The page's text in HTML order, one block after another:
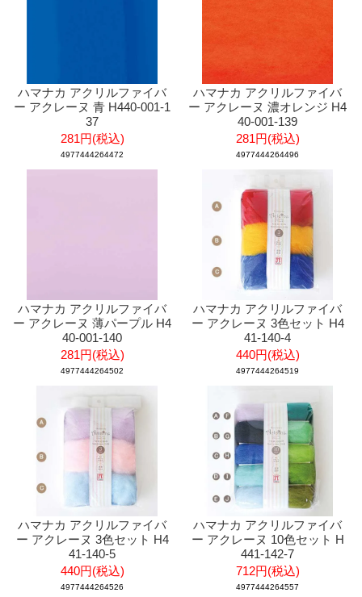
ハマナカ アクリルファイバ
ー アクレーヌ 青 H440-001-1
37
281円(税込)
4977444264472
ハマナカ アクリルファイバ
ー アクレーヌ 濃オレンジ H4
40-001-139
281円(税込)
4977444264496
ハマナカ アクリルファイバ
ー アクレーヌ 薄パープル H4
40-001-140
281円(税込)
4977444264502
ハマナカ アクリルファイバ
ー アクレーヌ 3色セット H4
41-140-4
440円(税込)
4977444264519
ハマナカ アクリルファイバ
ー アクレーヌ 3色セット H4
41-140-5
440円(税込)
4977444264526
ハマナカ アクリルファイバ
ー アクレーヌ 10色セット H
441-142-7
712円(税込)
4977444264557